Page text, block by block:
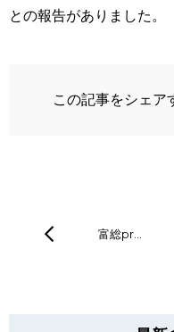
との報告がありました。
この記事をシェア
富総pr…